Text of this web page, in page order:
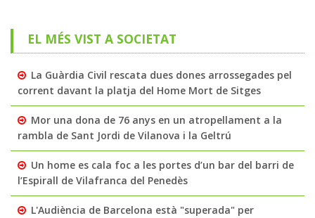
EL MÉS VIST A SOCIETAT
La Guàrdia Civil rescata dues dones arrossegades pel
corrent davant la platja del Home Mort de Sitges
Mor una dona de 76 anys en un atropellament a la
rambla de Sant Jordi de Vilanova i la Geltrú
Un home es cala foc a les portes d’un bar del barri de
l’Espirall de Vilafranca del Penedès
L'Audiència de Barcelona està "superada" per